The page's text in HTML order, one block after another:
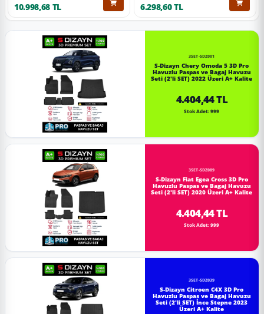
10.998,68 TL 6.298,60 TL
3SET-SDZ001
S-Dizayn Chery Omoda 5 3D Pro
Havuzlu Paspas ve Bagaj Havuzu
Seti (2'li SET) 2022 Üzeri A+ Kalite
4.404,44 TL
Stok Adet: 999
3SET-SDZ089
S-Dizayn Fiat Egea Cross 3D Pro
Havuzlu Paspas ve Bagaj Havuzu
Seti (2'li SET) 2020 Üzeri A+ Kalite
4.404,44 TL
Stok Adet: 999
3SET-SDZ039
S-Dizayn Citroen C4X 3D Pro
Havuzlu Paspas ve Bagaj Havuzu
Seti (2'li SET) İnce Stepne 2023
Üzeri A+ Kalite